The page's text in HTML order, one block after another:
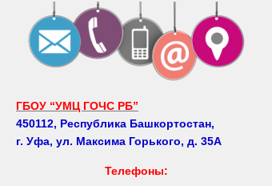
ГБОУ “УМЦ ГОЧС РБ”
450112, Республика Башкортостан,
г. Уфа, ул. Максима Горького, д. 35А
Телефоны: